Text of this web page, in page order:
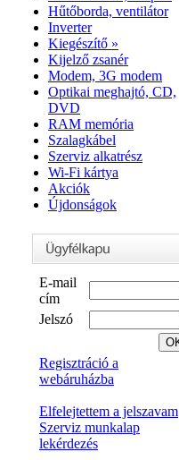
Hűtőborda, ventilátor
Inverter
Kiegészítő »
Kijelző zsanér
Modem, 3G modem
Optikai meghajtó, CD,
DVD
RAM memória
Szalagkábel
Szerviz alkatrész
Wi-Fi kártya
Akciók
Újdonságok
E-mail
cím
Jelszó
Regisztráció a
webáruházba
Elfelejtettem a jelszavam
Szerviz munkalap
lekérdezés